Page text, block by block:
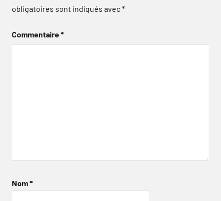
obligatoires sont indiqués avec*
Commentaire*
Nom*